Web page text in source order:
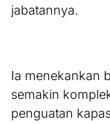
jabatannya.
Ia menekankan
semakin
penguatan